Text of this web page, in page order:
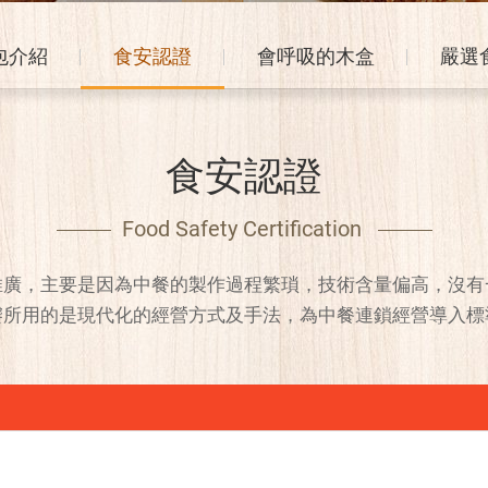
介紹 食安認證 會呼吸的木盒 嚴選
食安認證
Food Safety Certification
，主要是因為中餐的製作過程繁瑣，技術含量偏高，沒
用的是現代化的經營方式及手法，為中餐連鎖經營導入